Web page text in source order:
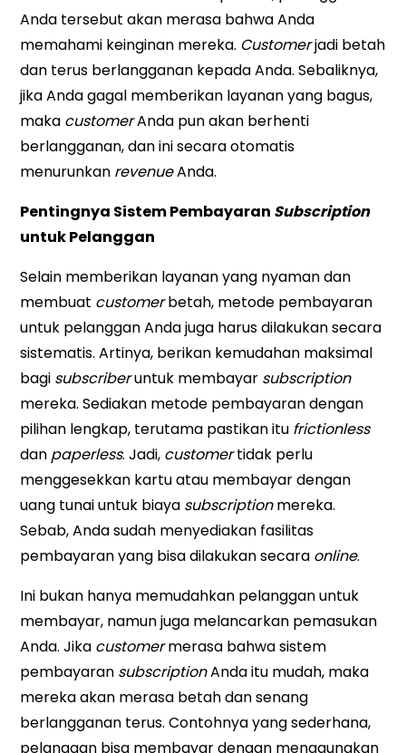
Anda tersebut akan merasa bahwa Anda
memahami keinginan mereka. Customerjadi betah
dan terus berlangganan kepada Anda. Sebaliknya,
jika Anda gagal memberikan layanan yang bagus,
maka customerAnda pun akan berhenti
berlangganan, dan ini secara otomatis
menurunkan revenueAnda.
Pentingnya Sistem Pembayaran Subscription
untuk Pelanggan
Selain memberikan layanan yang nyaman dan
membuat customerbetah, metode pembayaran
untuk pelanggan Anda juga harus dilakukan secara
sistematis. Artinya, berikan kemudahan maksimal
bagi subscriberuntuk membayar subscription
mereka. Sediakan metode pembayaran dengan
pilihan lengkap, terutama pastikan itu frictionless
dan paperless. Jadi, customertidak perlu
menggesekkan kartu atau membayar dengan
uang tunai untuk biaya subscriptionmereka.
Sebab, Anda sudah menyediakan fasilitas
pembayaran yang bisa dilakukan secara online.
Ini bukan hanya memudahkan pelanggan untuk
membayar, namun juga melancarkan pemasukan
Anda. Jika customermerasa bahwa sistem
pembayaran subscriptionAnda itu mudah, maka
mereka akan merasa betah dan senang
berlangganan terus. Contohnya yang sederhana,
pelanggan bisa membayar dengan menggunakan